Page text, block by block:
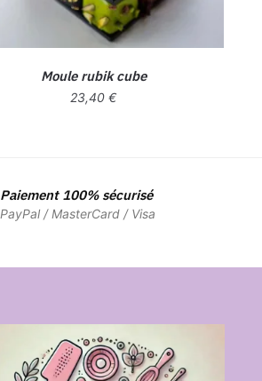
Moule rubik cube
23,40€
Paiement 100% sécurisé
PayPal / MasterCard / Visa